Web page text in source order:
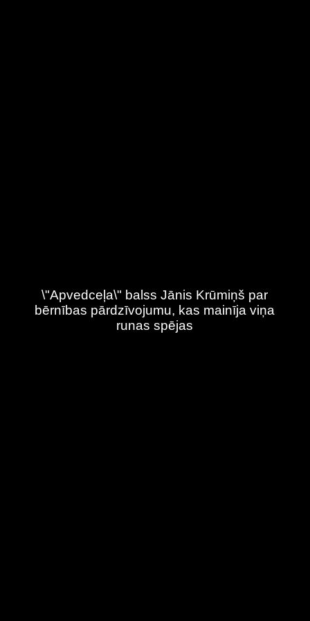
\"Apvedceļa\" balss Jānis Krūmiņš par
bērnības pārdzīvojumu, kas mainīja viņa
runas spējas